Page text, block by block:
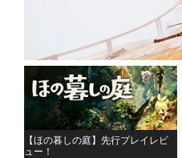
【ほの暮しの庭】先行プレイレビ
ュー！